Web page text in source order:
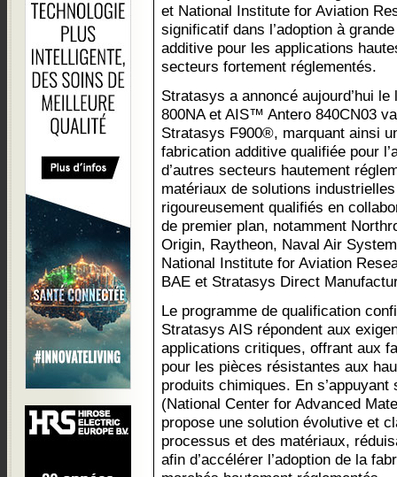
et National Institute for Aviation
significatif dans l’adoption à
additive pour les applications
secteurs fortement réglementés.
Stratasys a annoncé aujourd’hui
800NA et AIS™ Antero 840CN03
Stratasys F900®, marquant ainsi
fabrication additive qualifiée pour
d’autres secteurs hautement
matériaux de solutions
rigoureusement qualifiés en
de premier plan, notamment
Origin, Raytheon, Naval Air
National Institute for Aviation
BAE et Stratasys Direct
Le programme de qualification
Stratasys AIS répondent aux
applications critiques, offrant aux
pour les pièces résistantes aux
produits chimiques. En s’appuyant
(National Center for Advanced
propose une solution évolutive et
processus et des matériaux,
afin d’accélérer l’adoption de la